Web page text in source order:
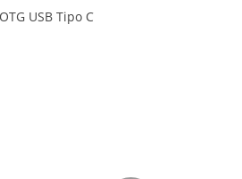
USB Tipo C